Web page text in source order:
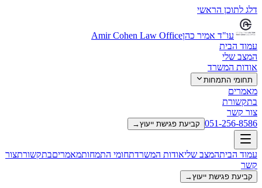
דלג לתוכן הראשי
עו"ד אמיר כהןAmir Cohen Law Office
עמוד הבית
המצב שלי
אודות המשרד
תחומי התמחות
מאמרים
בתקשורת
צור קשר
051-256-8586 קביעת פגישת ייעוץ→
עמוד הביתהמצב שליאודות המשרדתחומי התמחותמאמריםבתקשורתצור
קשר
קביעת פגישת ייעוץ→